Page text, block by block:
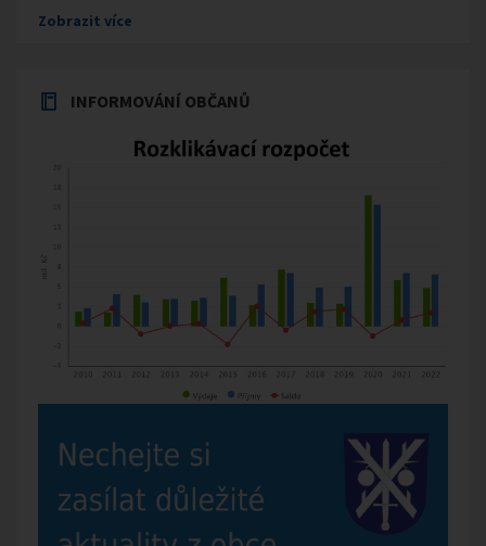
Zobrazit více
INFORMOVÁNÍ OBČANŮ